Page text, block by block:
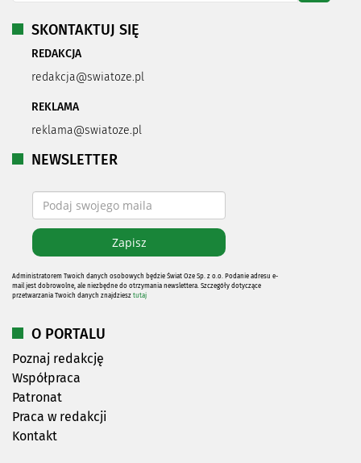
SKONTAKTUJ SIĘ
REDAKCJA
redakcja@swiatoze.pl
REKLAMA
reklama@swiatoze.pl
NEWSLETTER
Administratorem Twoich danych osobowych będzie Świat Oze Sp. z o.o. Podanie adresu e-
mail jest dobrowolne, ale niezbędne do otrzymania newslettera. Szczegóły dotyczące
przetwarzania Twoich danych znajdziesz tutaj
O PORTALU
Poznaj redakcję
Współpraca
Patronat
Praca w redakcji
Kontakt